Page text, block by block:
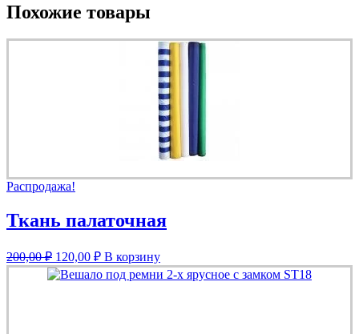
Похожие товары
Распродажа!
Ткань палаточная
200,00₽ Первоначальная
цена
составляла
120,00 ₽Текущая
цена:
120,00 ₽.
В корзину